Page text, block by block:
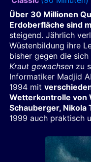
Über 30 Millionen
Erdoberfläche sind
steigend. Jährlich
Wüstenbildung ihre
bisher gegen die
Kraut gewachsen zu
Informatiker Madjid
1994 mit
Wetterkontrolle von
Schauberger, Nikola
1999 auch praktisch